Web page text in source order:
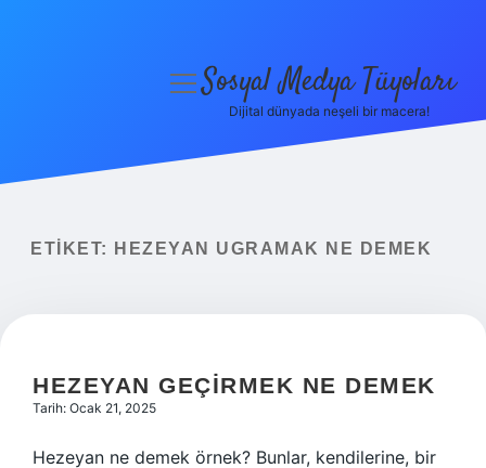
Yasal Uyarı
menüyüSosyal Medya Tüyoları
Dijital dünyada neşeli bir macera!
ETIKET: HEZEYAN UGRAMAK NE DEMEK
HEZEYAN GEÇIRMEK NE DEMEK
Tarih: Ocak 21, 2025
Hezeyan ne demek örnek? Bunlar, kendilerine, bir